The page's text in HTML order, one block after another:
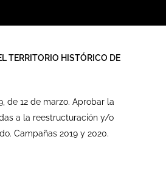
TERRITORIO HISTÓRICO DE
de 12 de marzo. Aprobar la
a la reestructuración y/o
Campañas 2019 y 2020.